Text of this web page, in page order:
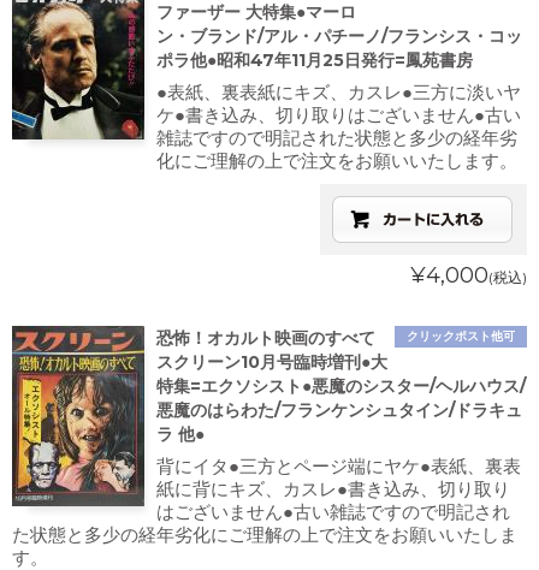
ファーザー 大特集●マーロ
ン・ブランド/アル・パチーノ/フランシス・コッ
ポラ他●昭和47年11月25日発行=鳳苑書房
●表紙、裏表紙にキズ、カスレ●三方に淡いヤ
ケ●書き込み、切り取りはございません●古い
雑誌ですので明記された状態と多少の経年劣
化にご理解の上で注文をお願いいたします。
¥4,000(税込)
クリックポスト他可
恐怖！オカルト映画のすべて
スクリーン10月号臨時増刊●大
特集=エクソシスト●悪魔のシスター/ヘルハウス/
悪魔のはらわた/フランケンシュタイン/ドラキュ
ラ 他●
背にイタ●三方とページ端にヤケ●表紙、裏表
紙に背にキズ、カスレ●書き込み、切り取り
はございません●古い雑誌ですので明記され
た状態と多少の経年劣化にご理解の上で注文をお願いいたしま
す。